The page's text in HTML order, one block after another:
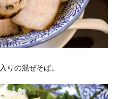
りの混ぜそば。